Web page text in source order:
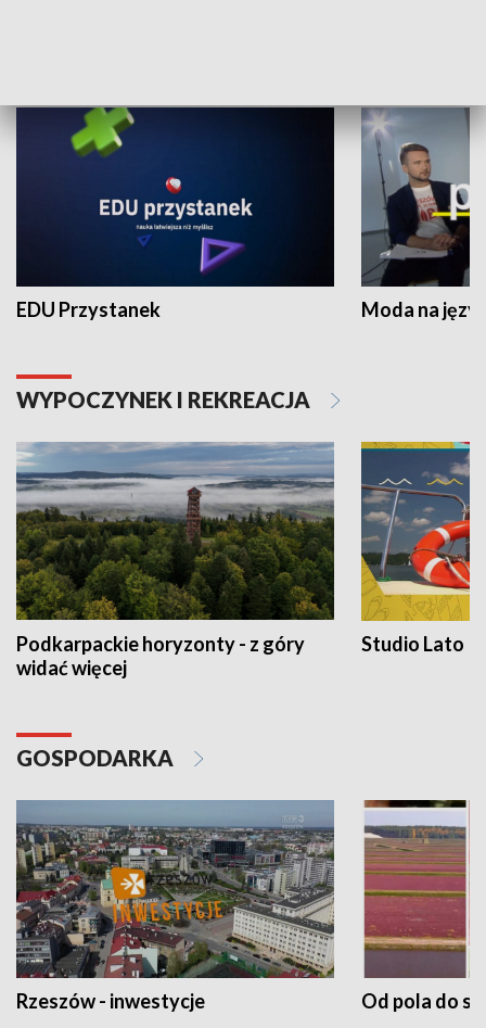
EDU Przystanek Moda na
WYPOCZYNEK I REKREACJA
Podkarpackie horyzonty - z góry
widać więcej
Studio Lato
GOSPODARKA
Rzeszów - inwestycje Od pola do